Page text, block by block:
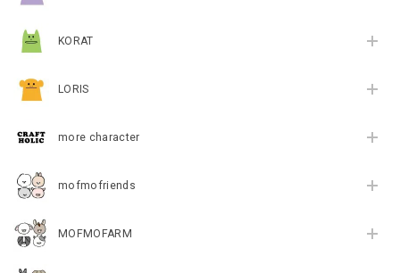
KORAT
LORIS
more character
mofmofriends
MOFMOFARM